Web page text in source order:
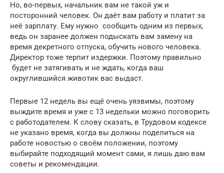
Но, во-первых, начальник вам не такой уж и
посторонний человек. Он даёт вам работу и платит за
неё зарплату. Ему нужно сообщить одним из первых,
ведь он заранее должен подыскать вам замену на
время декретного отпуска, обучить нового человека.
Директор тоже терпит издержки. Поэтому правильно
будет не затягивать и не ждать, когда ваш
округлившийся животик вас выдаст.
Первые 12 недель вы ещё очень уязвимы, поэтому
выждите время и уже с 13 недельки можно поговорить
с работодателем. К слову сказать, в Трудовом кодексе
не указано время, когда вы должны поделиться на
работе новостью о своём положении, поэтому
выбирайте подходящий момент сами, я лишь даю вам
советы и рекомендации.